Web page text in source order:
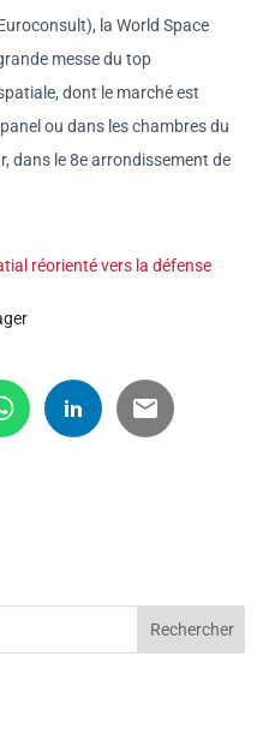
la World Space
messe du top
dont le marché est
ou dans les chambres du
dans le 8e arrondissement de
réorienté vers la défense